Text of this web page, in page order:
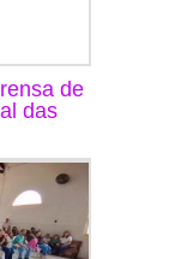
de
das